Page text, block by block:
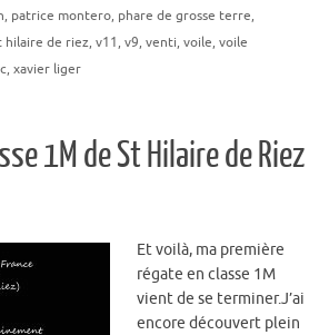
, patrice montero, phare de grosse terre,
hilaire de riez, v11, v9, venti, voile, voile
, xavier liger
1M de St Hilaire de Riez
Et voilà, ma première
régate en classe 1M
vient de se terminer.J’ai
encore découvert plein